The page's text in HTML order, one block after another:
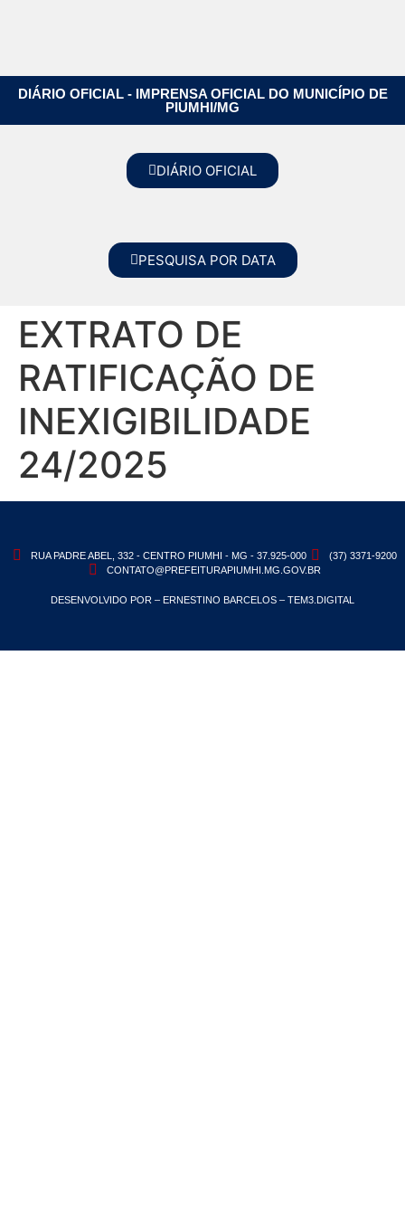
DIÁRIO OFICIAL - IMPRENSA OFICIAL DO MUNICÍPIO DE
PIUMHI/MG
DIÁRIO OFICIAL
PESQUISA POR DATA
EXTRATO DE
RATIFICAÇÃO DE
INEXIGIBILIDADE
24/2025
RUA PADRE ABEL, 332 - CENTRO PIUMHI - MG - 37.925-000
(37) 3371-9200
CONTATO@PREFEITURAPIUMHI.MG.GOV.BR
DESENVOLVIDO POR – ERNESTINO BARCELOS – TEM3.DIGITAL